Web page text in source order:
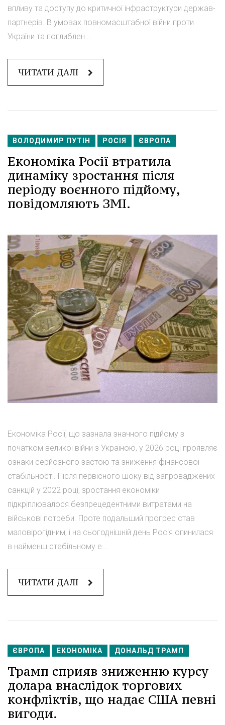
впливу та доступу до критичної інфраструктури держав-
партнерів. В умовах повномасштабної війни проти
України та поглиблен...
ЧИТАТИ ДАЛІ
ВОЛОДИМИР ПУТІН РОСІЯ ЄВРОПА
Економіка Росії втратила
динаміку зростання після
періоду воєнного підйому,
повідомляють ЗМІ.
Економіка Росії, що зазнала значного підйому з
початком великої війни з Україною, у 2026 році проявляє
ознаки серйозного застою та зниження фінансової
стабільності. Після первісного шоку від запроваджених
санкцій у 2022 році, зростання економіки
підкріплювалося безпрецедентними витратами на
військові потреби. Проте подальший прогрес став
маловірогідним, і на сьогоднішній день Росія опинилася
в найменш стабільному е...
ЧИТАТИ ДАЛІ
ЄВРОПА ЕКОНОМІКА ДОНАЛЬД ТРАМП
Трамп сприяв зниженню курсу
долара внаслідок торгових
конфліктів, що надає США певні
вигоди.